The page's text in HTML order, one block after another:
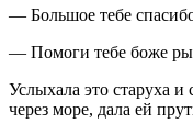
— Большое тебе
— Помоги тебе боже
Услыхала это старуха и
через море, дала ей